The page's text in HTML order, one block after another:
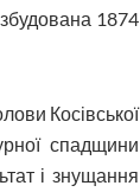
1874
Косівської
спадщини
і знущання